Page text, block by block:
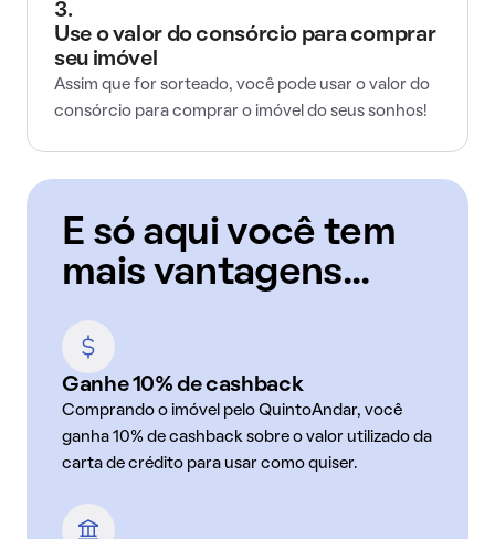
3.
Use o valor do consórcio para comprar
seu imóvel
Assim que for sorteado, você pode usar o valor do
consórcio para comprar o imóvel do seus sonhos!
E só aqui você tem
mais vantagens...
Ganhe 10% de cashback
Comprando o imóvel pelo QuintoAndar, você
ganha 10% de cashback sobre o valor utilizado da
carta de crédito para usar como quiser.